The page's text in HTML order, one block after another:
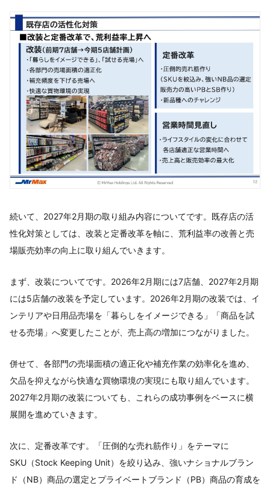
続いて、2027年2月期の取り組み内容についてです。既存店の活
性化対策としては、改装と定番改革を軸に、荒利益率の改善と売
場販売効率の向上に取り組んでいきます。
まず、改装についてです。2026年2月期には7店舗、2027年2月期
には5店舗の改装を予定しています。2026年2月期の改装では、イ
ンテリアや日用品売場を「暮らしをイメージできる」「商品を試
せる売場」へ変更したことが、売上高の増加につながりました。
併せて、各部門の売場面積の適正化や補充作業の効率化を進め、
欠品を抑えながら快適な買物環境の実現にも取り組んでいます。
2027年2月期の改装についても、これらの成功事例をベースに横
展開を進めていきます。
次に、定番改革です。「圧倒的な売れ筋作り」をテーマに
SKU（Stock Keeping Unit）を絞り込み、強いナショナルブラン
ド（NB）商品の選定とプライベートブランド（PB）商品の育成を